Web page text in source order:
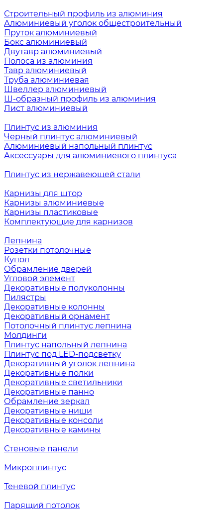
Строительный профиль из алюминия
Алюминиевый уголок общестроительный
Пруток алюминиевый
Бокс алюминиевый
Двутавр алюминиевый
Полоса из алюминия
Тавр алюминиевый
Труба алюминиевая
Швеллер алюминиевый
Ш-образный профиль из алюминия
Лист алюминиевый
Плинтус из алюминия
Черный плинтус алюминиевый
Алюминиевый напольный плинтус
Аксессуары для алюминиевого плинтуса
Плинтус из нержавеющей стали
Карнизы для штор
Карнизы алюминиевые
Карнизы пластиковые
Комплектующие для карнизов
Лепнина
Розетки потолочные
Купол
Обрамление дверей
Угловой элемент
Декоративные полуколонны
Пилястры
Декоративные колонны
Декоративный орнамент
Потолочный плинтус лепнина
Молдинги
Плинтус напольный лепнина
Плинтус под LED-подсветку
Декоративный уголок лепнина
Декоративные полки
Декоративные светильники
Декоративные панно
Обрамление зеркал
Декоративные ниши
Декоративные консоли
Декоративные камины
Стеновые панели
Микроплинтус
Теневой плинтус
Парящий потолок